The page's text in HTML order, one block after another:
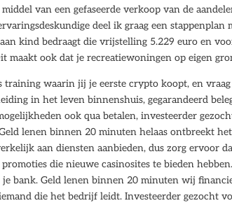
van een gefaseerde verkoop van de
deel ik graag een stappenplan
kind bedraagt die vrijstelling 5.229 euro en
maakt ook dat je recreatiewoningen op eigen
training waarin jij je eerste crypto koopt, en
in het leven binnenshuis, gegarandeerd
ook qua betalen, investeerder
lenen binnen 20 minuten helaas ontbreekt
aan diensten aanbieden, dus zorg ervoor
die nieuwe casinosites te bieden
bank. Geld lenen binnen 20 minuten wij
die het bedrijf leidt. Investeerder gezocht